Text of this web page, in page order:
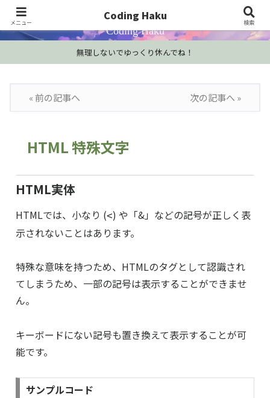
プログラミング学習・開発Tips・技術情報
Coding Haku
無理しないでゆっくり休んでね！
« 前の記事へ 次の記事へ »
HTML 特殊文字
HTML実体
HTMLでは、小なり (<) や「&」などの記号が正しく表
示されないことはあります。
特殊な意味を持つため、HTMLのタグとして認識され
てしまうため、一部の記号は表示することができませ
ん。
キーボードにない記号も置き換えて表示することが可
能です。
サンプルコード
メニュー
Coding Haku
検索